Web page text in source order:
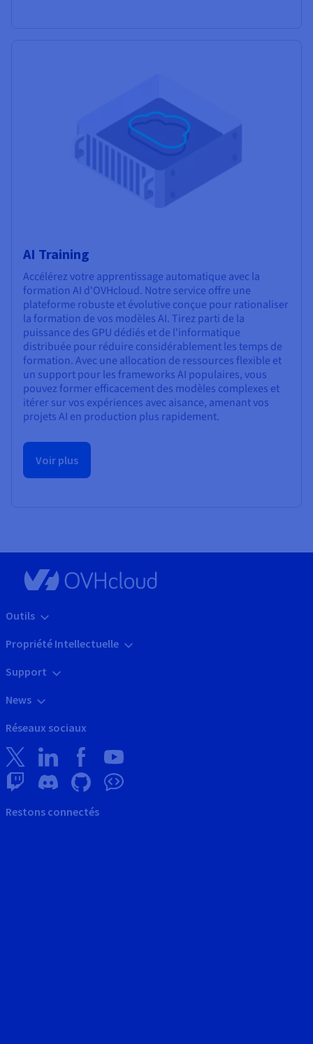
AI Training
Accélérez votre apprentissage automatique avec la
formation AI d'OVHcloud. Notre service offre une
plateforme robuste et évolutive conçue pour rationaliser
la formation de vos modèles AI. Tirez parti de la
puissance des GPU dédiés et de l'informatique
distribuée pour réduire considérablement les temps de
formation. Avec une allocation de ressources flexible et
un support pour les frameworks AI populaires, vous
pouvez former efficacement des modèles complexes et
itérer sur vos expériences avec aisance, amenant vos
projets AI en production plus rapidement.
Voir plus
Outils
Propriété Intellectuelle
Support
News
Réseaux sociaux
Restons connectés